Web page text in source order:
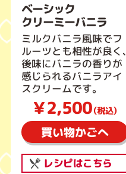
ベーシック
クリーミーバニラ
ミルクバニラ風味でフ
ルーツとも相性が良く、
後味にバニラの香りが
感じられるバニラアイ
スクリームです。
￥2,500（税込）
買い物かごへ
レシピはこちら